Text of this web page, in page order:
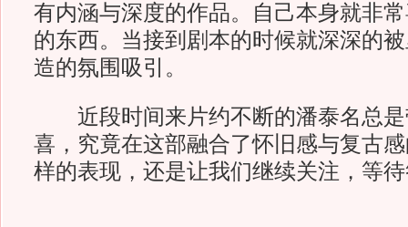
有内涵与深度的作品。自己本身就非
的东西。当接到剧本的时候就深深的
造的氛围吸引。
近段时间来片约不断的潘泰名总是
喜，究竟在这部融合了怀旧感与复古
样的表现，还是让我们继续关注，等